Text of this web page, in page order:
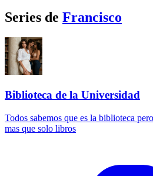
Series de Francisco
Biblioteca de la Universidad
Todos sabemos que es la biblioteca
mas que solo libros